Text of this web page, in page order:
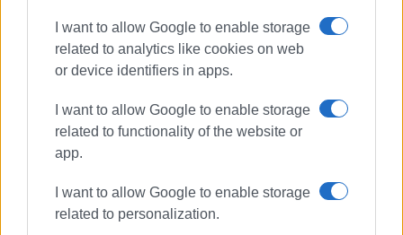
I want to allow Google to enable storage
related to analytics like cookies on web
or device identifiers in apps.
I want to allow Google to enable storage
related to functionality of the website or
app.
I want to allow Google to enable storage
related to personalization.
Εμφανίσεις: 85
Ακολουθήστε το enimerosi στοFacebook